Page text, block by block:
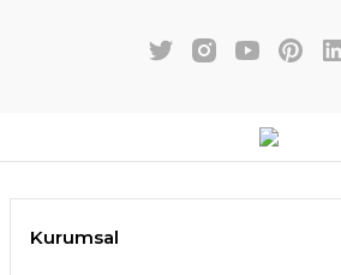
Kurumsal